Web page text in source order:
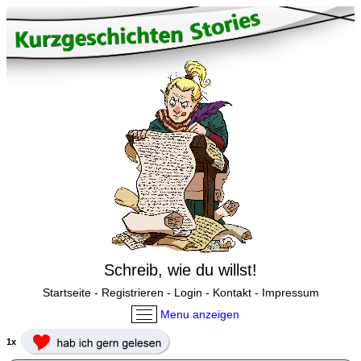
Schreib, wie du willst!
Startseite- Registrieren - Login - Kontakt- Impressum
Menu anzeigen
1x